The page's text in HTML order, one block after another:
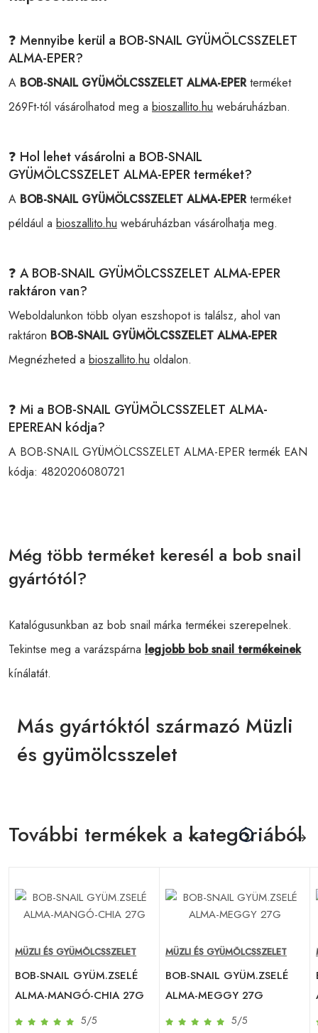
❓ Mennyibe kerül a BOB-SNAIL GYÜMÖLCSSZELET
ALMA-EPER?
A BOB-SNAIL GYÜMÖLCSSZELET ALMA-EPERterméket
269Ft-tól vásárolhatod meg a bioszallito.hu webáruházban.
❓ Hol lehet vásárolni a BOB-SNAIL
GYÜMÖLCSSZELET ALMA-EPER terméket?
A BOB-SNAIL GYÜMÖLCSSZELET ALMA-EPERterméket
például a bioszallito.hu webáruházban vásárolhatja meg.
❓ A BOB-SNAIL GYÜMÖLCSSZELET ALMA-EPER
raktáron van?
Weboldalunkon több olyan eszshopot is találsz, ahol van
raktáron BOB-SNAIL GYÜMÖLCSSZELET ALMA-EPER
Megnézheted a bioszallito.hu oldalon.
❓ Mi a BOB-SNAIL GYÜMÖLCSSZELET ALMA-
EPEREAN kódja?
A BOB-SNAIL GYÜMÖLCSSZELET ALMA-EPER termék EAN
kódja: 4820206080721
Még több terméket keresél a bob snail
gyártótól?
Katalógusunkban az bob snail márka termékei szerepelnek.
Tekintse meg a varázspárna legjobb bob snail termékeinek
kínálatát.
Más gyártóktól származó Müzli
és gyümölcsszelet
További termékek a kategóriából
MÜZLI ÉS GYÜMÖLCSSZELET
BOB-SNAIL GYÜM.ZSELÉ
ALMA-MANGÓ-CHIA 27G
5/5
MÜZLI ÉS GYÜMÖLCSSZELET
BOB-SNAIL GYÜM.ZSELÉ
ALMA-MEGGY 27G
5/5